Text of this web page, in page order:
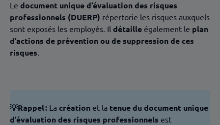
Le document unique d’évaluation des risques
professionnels (DUERP) répertorie les risques auxquels
sont exposés les employés. Il détaille également le plan
d’actions de prévention ou de suppression de ces
risques.
💡Rappel : La création et la tenue du document unique
d’évaluation des risques professionnels est